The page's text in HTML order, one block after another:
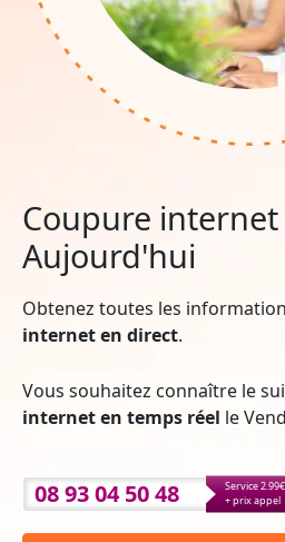
Coupure internet
Aujourd'hui
Obtenez toutes les
internet en direct.
Vous souhaitez connaître le
internet en temps réel le
08 93 04 50 48
Service
+ prix appel